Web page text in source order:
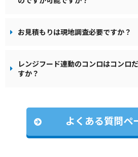
お見積もりは現地調査必要ですか？
レンジフード連動のコンロはコンロ
すか？
よくある質問ペ